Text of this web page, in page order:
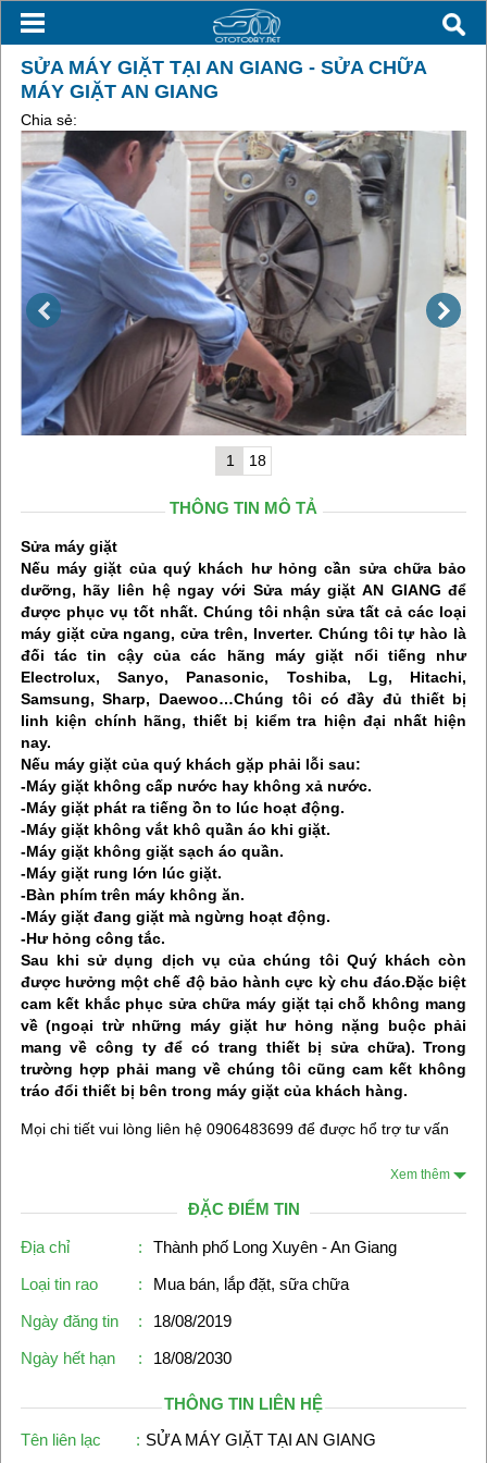
SỬA MÁY GIẶT TẠI AN GIANG - SỬA CHỮA
MÁY GIẶT AN GIANG
Chia sẻ:
1 18
THÔNG TIN MÔ TẢ
Sửa máy giặt
Nếu máy giặt của quý khách hư hỏng cần sửa chữa bảo
dưỡng, hãy liên hệ ngay với Sửa máy giặt AN GIANG để
được phục vụ tốt nhất. Chúng tôi nhận sửa tất cả các loại
máy giặt cửa ngang, cửa trên, Inverter. Chúng tôi tự hào là
đối tác tin cậy của các hãng máy giặt nổi tiếng như
Electrolux, Sanyo, Panasonic, Toshiba, Lg, Hitachi,
Samsung, Sharp, Daewoo…Chúng tôi có đầy đủ thiết bị
linh kiện chính hãng, thiết bị kiểm tra hiện đại nhất hiện
nay.
Nếu máy giặt của quý khách gặp phải lỗi sau:
-Máy giặt không cấp nước hay không xả nước.
-Máy giặt phát ra tiếng ồn to lúc hoạt động.
-Máy giặt không vắt khô quần áo khi giặt.
-Máy giặt không giặt sạch áo quần.
-Máy giặt rung lớn lúc giặt.
-Bàn phím trên máy không ăn.
-Máy giặt đang giặt mà ngừng hoạt động.
-Hư hỏng công tắc.
Sau khi sử dụng dịch vụ của chúng tôi Quý khách còn
được hưởng một chế độ bảo hành cực kỳ chu đáo.Đặc biệt
cam kết khắc phục sửa chữa máy giặt tại chỗ không mang
về (ngoại trừ những máy giặt hư hỏng nặng buộc phải
mang về công ty để có trang thiết bị sửa chữa). Trong
trường hợp phải mang về chúng tôi cũng cam kết không
tráo đổi thiết bị bên trong máy giặt của khách hàng.
Mọi chi tiết vui lòng liên hệ 0906483699 để được hổ trợ tư vấn
Xem thêm
ĐẶC ĐIỂM TIN
Địa chỉ :
Thành phố Long Xuyên - An Giang
Loại tin rao
:
Mua bán, lắp đặt, sữa chữa
Ngày đăng tin
:
18/08/2019
Ngày hết hạn
: 18/08/2030
THÔNG TIN LIÊN HỆ
Tên liên lạc
: SỬA MÁY GIẶT TẠI AN GIANG